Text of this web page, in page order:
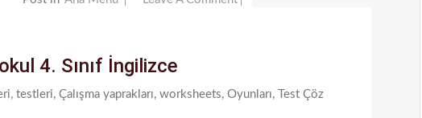
4. Sınıf İngilizce
testleri, Çalışma yaprakları, worksheets, Oyunları, Test Çöz